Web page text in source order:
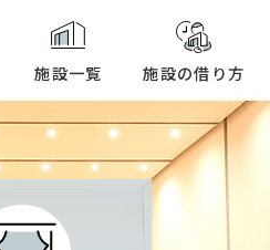
本文へ
施設一覧 施設の借り方